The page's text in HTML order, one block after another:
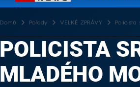
Pořady
Domů Pořady VELKÉ ZPRÁVY
POLICISTA
MLADÉHO